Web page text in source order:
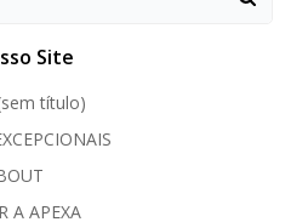
Site
título)
A APEXA